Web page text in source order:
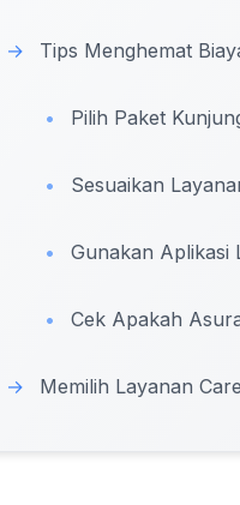
→ Tips Menghemat
• Pilih Paket
• Sesuaikan
• Gunakan Aplikasi
• Cek Apakah
→ Memilih Layanan